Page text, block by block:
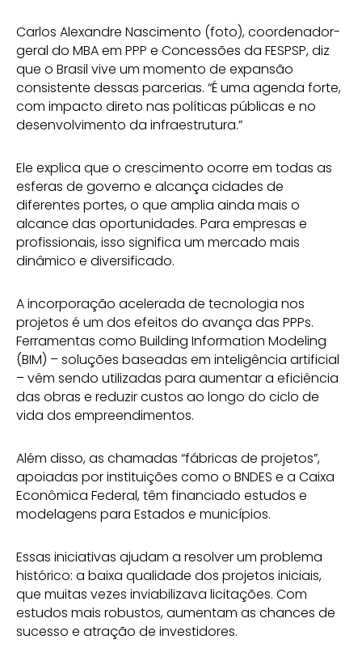
Carlos Alexandre Nascimento (foto), coordenador-
geral do MBA em PPP e Concessões da FESPSP, diz
que o Brasil vive um momento de expansão
consistente dessas parcerias. “É uma agenda forte,
com impacto direto nas políticas públicas e no
desenvolvimento da infraestrutura.”
Ele explica que o crescimento ocorre em todas as
esferas de governo e alcança cidades de
diferentes portes, o que amplia ainda mais o
alcance das oportunidades. Para empresas e
profissionais, isso significa um mercado mais
dinâmico e diversificado.
A incorporação acelerada de tecnologia nos
projetos é um dos efeitos do avança das PPPs.
Ferramentas como Building Information Modeling
(BIM) – soluções baseadas em inteligência artificial
– vêm sendo utilizadas para aumentar a eficiência
das obras e reduzir custos ao longo do ciclo de
vida dos empreendimentos.
Além disso, as chamadas “fábricas de projetos”,
apoiadas por instituições como o BNDES e a Caixa
Econômica Federal, têm financiado estudos e
modelagens para Estados e municípios.
Essas iniciativas ajudam a resolver um problema
histórico: a baixa qualidade dos projetos iniciais,
que muitas vezes inviabilizava licitações. Com
estudos mais robustos, aumentam as chances de
sucesso e atração de investidores.